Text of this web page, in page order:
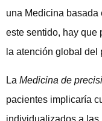
una Medicina
este sentido, hay que
la atención global
La Medicina de
pacientes implicaría
individualizados a las